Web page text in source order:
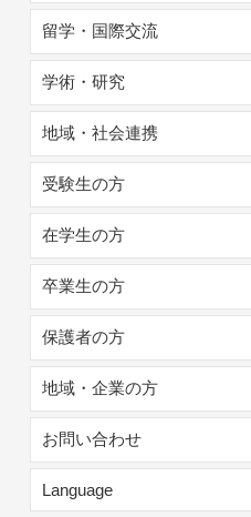
留学・国際交流
学術・研究
地域・社会連携
受験生の方
在学生の方
卒業生の方
保護者の方
地域・企業の方
お問い合わせ
Language